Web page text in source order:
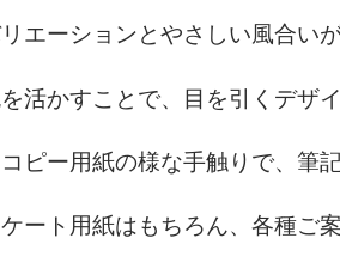
エーションとやさしい風合い
活かすことで、目を引くデザ
ピー用紙の様な手触りで、筆
ート用紙はもちろん、各種ご